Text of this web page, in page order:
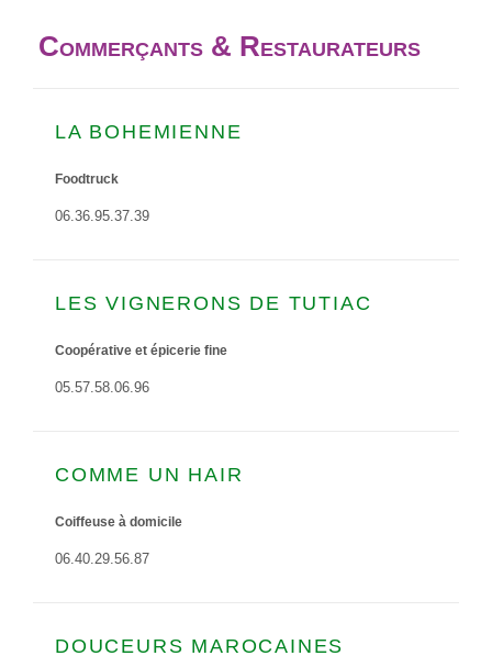
Commerçants & Restaurateurs
LA BOHEMIENNE
Foodtruck
06.36.95.37.39
LES VIGNERONS DE TUTIAC
Coopérative et épicerie fine
05.57.58.06.96
COMME UN HAIR
Coiffeuse à domicile
06.40.29.56.87
DOUCEURS MAROCAINES